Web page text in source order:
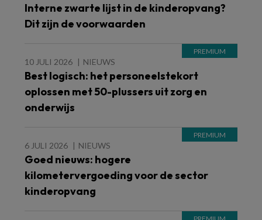
Interne zwarte lijst in de kinderopvang?
Dit zijn de voorwaarden
10 JULI 2026 NIEUWS
Best logisch: het personeelstekort
oplossen met 50-plussers uit zorg en
onderwijs
6 JULI 2026 NIEUWS
Goed nieuws: hogere
kilometervergoeding voor de sector
kinderopvang